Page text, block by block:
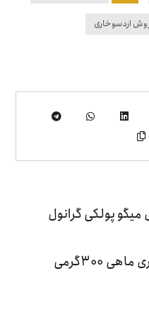
اردسوخاری
پولکی گرانول
300گرمی